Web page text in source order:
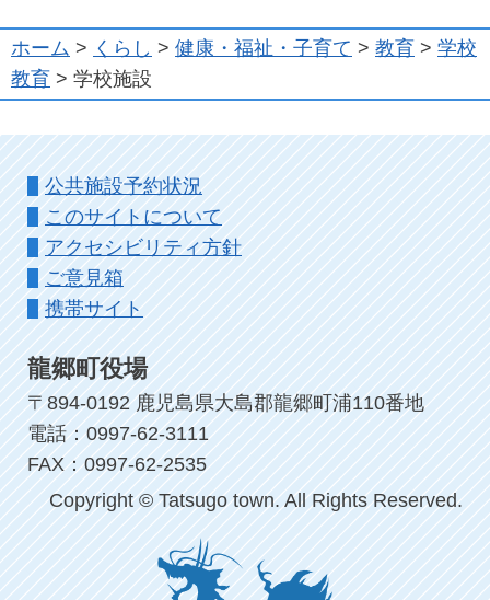
ホーム > くらし > 健康・福祉・子育て > 教育 > 学校
教育 > 学校施設
公共施設予約状況
このサイトについて
アクセシビリティ方針
ご意見箱
携帯サイト
龍郷町役場
〒894-0192 鹿児島県大島郡龍郷町浦110番地
電話：0997-62-3111
FAX：0997-62-2535
Copyright © Tatsugo town. All Rights Reserved.